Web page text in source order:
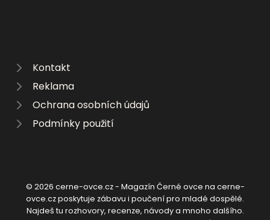
Kontakt
Reklama
Ochrana osobních údajů
Podmínky použití
© 2026 cerne-ovce.cz - Magazín Černé ovce na cerne-
ovce.cz poskytuje zábavu i poučení pro mladé dospělé.
Najdeš tu rozhovory, recenze, návody a mnoho dalšího.